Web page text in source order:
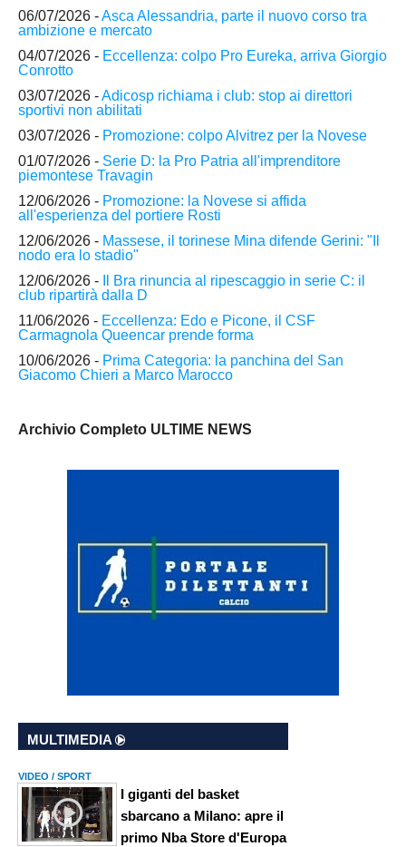
06/07/2026 -Asca Alessandria, parte il nuovo corso tra
ambizione e mercato
04/07/2026 - Eccellenza: colpo Pro Eureka, arriva Giorgio
Conrotto
03/07/2026 -Adicosp richiama i club: stop ai direttori
sportivi non abilitati
03/07/2026 - Promozione: colpo Alvitrez per la Novese
01/07/2026 - Serie D: la Pro Patria all'imprenditore
piemontese Travagin
12/06/2026 - Promozione: la Novese si affida
all'esperienza del portiere Rosti
12/06/2026 - Massese, il torinese Mina difende Gerini: "Il
nodo era lo stadio"
12/06/2026 -
Il Bra rinuncia al ripescaggio in serie C: il
club ripartirà dalla D
11/06/2026 - Eccellenza: Edo e Picone, il CSF
Carmagnola Queencar prende forma
10/06/2026 - Prima Categoria: la panchina del San
Giacomo Chieri a Marco Marocco
Archivio Completo ULTIME NEWS
MULTIMEDIA
VIDEO / SPORT
I giganti del basket
sbarcano a Milano: apre il
primo Nba Store d'Europa